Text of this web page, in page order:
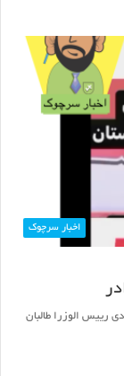
اخبار سرچوک
رییس الوزرا طالبان